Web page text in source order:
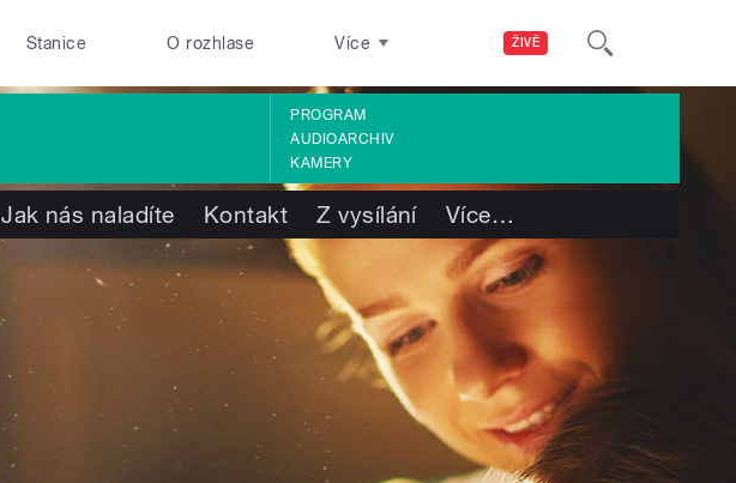
ŽIVĚ
Stanice O rozhlase Více
PROGRAM
AUDIOARCHIV
KAMERY
Jak nás naladíte Kontakt Z vysílání Více…